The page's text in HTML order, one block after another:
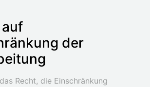
der
Recht, die Einschränkung